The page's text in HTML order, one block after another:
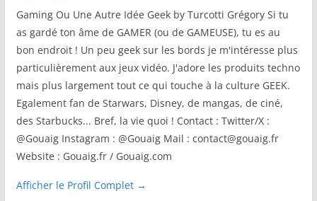
Gaming Ou Une Autre Idée Geek by Turcotti Grégory Si tu
as gardé ton âme de GAMER (ou de GAMEUSE), tu es au
bon endroit ! Un peu geek sur les bords je m'intéresse plus
particulièrement aux jeux vidéo. J'adore les produits techno
mais plus largement tout ce qui touche à la culture GEEK.
Egalement fan de Starwars, Disney, de mangas, de ciné,
des Starbucks... Bref, la vie quoi ! Contact : Twitter/X :
@Gouaig Instagram : @Gouaig Mail : contact@gouaig.fr
Website : Gouaig.fr / Gouaig.com
Afficher le Profil Complet →